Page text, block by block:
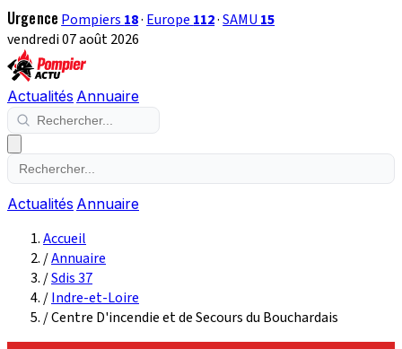
Urgence Pompiers 18· Europe 112·SAMU 15
vendredi 07 août 2026
Actualités Annuaire
Actualités Annuaire
Accueil
/Annuaire
/Sdis 37
/Indre-et-Loire
/Centre D'incendie et de Secours du Bouchardais